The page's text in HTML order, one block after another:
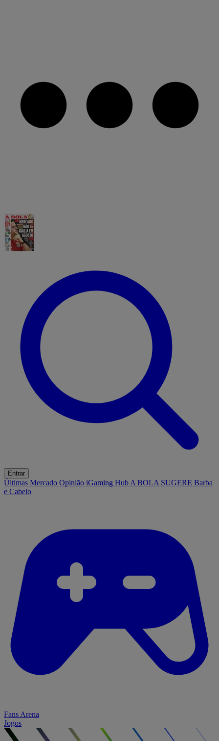
Entrar
Últimas Mercado Opinião iGaming Hub A BOLA SUGERE Barba
e Cabelo
Fans Arena
Jogos